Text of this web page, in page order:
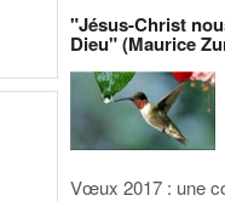
"Jésus-Christ
Dieu" (Maurice
Vœux 2017 : une